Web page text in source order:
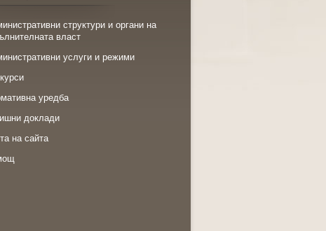
структури и органи на
власт
услуги и режими
уредба
доклади
на сайта